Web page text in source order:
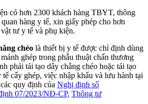
có hơn 2300 khách hàng TBYT, thông
hàng y tế, xin giấy phép cho hơn
tư y tế và phụ kiện.
chéo là thiết bị y tế được chỉ định dùng
ghép trong phẫu thuật chấn thương
phải tái tạo dây chằng chéo hoặc tái tạo
cấy ghép, việc nhập khẩu và lưu hành tại
quy định của Nghị định số
07/2023/NĐ-CP, Thông tư